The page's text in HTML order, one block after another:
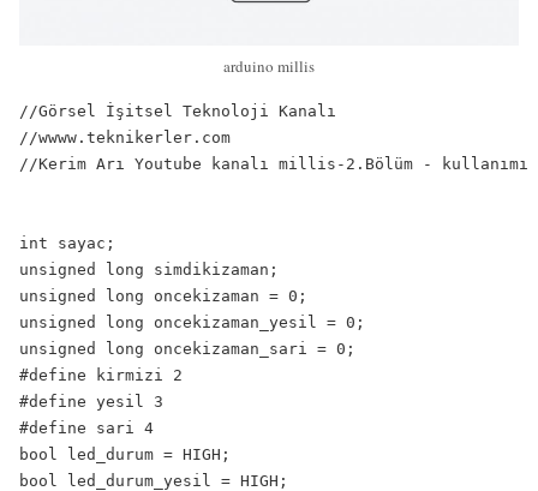
arduino millis
//Görsel İşitsel Teknoloji Kanalı
//wwww.teknikerler.com
//Kerim Arı Youtube kanalı millis-2.Bölüm - kullanımı
int sayac;
unsigned long simdikizaman;
unsigned long oncekizaman = 0;
unsigned long oncekizaman_yesil = 0;
unsigned long oncekizaman_sari = 0;
#define kirmizi 2
#define yesil 3
#define sari 4
bool led_durum = HIGH;
bool led_durum_yesil = HIGH;